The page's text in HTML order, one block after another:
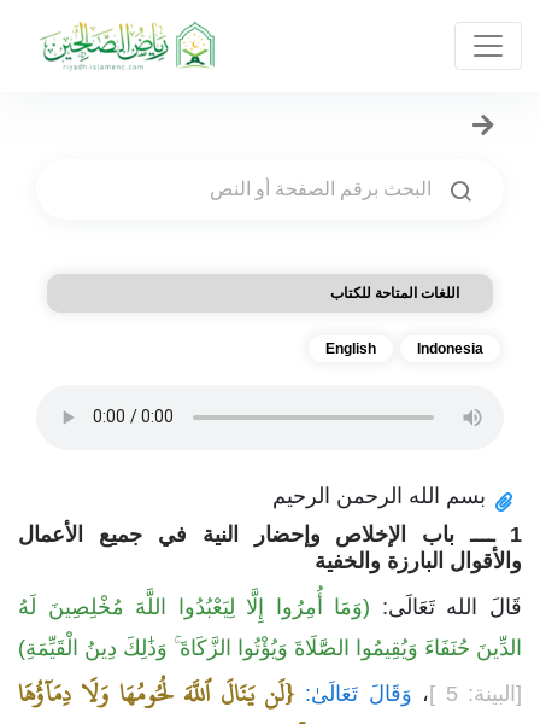
اللغات المتاحة للكتاب
Indonesia
English
بسم الله الرحمن الرحيم
1 ــــ باب الإخلاص وإحضار النية في جميع الأعمال
والأقوال البارزة والخفية
قَالَ الله تَعَالَى: (وَمَا أُمِرُوا إِلَّا لِيَعْبُدُوا اللَّهَ مُخْلِصِينَ لَهُ
الدِّينَ حُنَفَاءَ وَيُقِيمُوا الصَّلَاةَ وَيُؤْتُوا الزَّكَاةَ ۚ وَذَٰلِكَ دِينُ الْقَيِّمَةِ)
[البينة: 5 ]
، وَقَالَ تَعَالَىٰ: {لَن يَنَالَ ٱللَّهَ لُحُومُهَا وَلَا دِمَآؤُهَا